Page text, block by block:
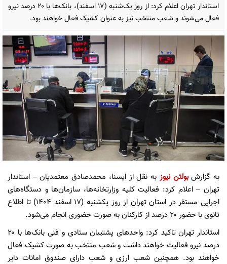
استاندار تهران اعلام کرد: از روز یک‌شنبه (۱۷ اسفند)، بانک‌ها با ۲۰ درصد نیرو
فعال می‌شوند و شعب منتخب نیز به عنوان کشیک فعال خواهند بود.
به گزارشبولتن نیوز به نقل از ایسنا، محمدصادق معتمدیان – استاندار
تهران – اعلام کرد: فعالیت کلیه وزارتخانه‌ها، سازمان‌ها و دستگاه‌های
اجرایی مستقر در استان تهران از روز یکشنبه (۱۷ اسفند ۱۴۰۴) تا اطلاع
ثانوی با حضور ۲۰ درصد از کارکنان به‌ صورت حضوری انجام می‌شود.
استاندار تهران تاکید کرد: واحدهای پشتیبان ستادی و فنی بانک‌ها با ۲۰
درصد نیرو فعالیت خواهند داشت و شعب منتخب به صورت کشیک فعال
خواهند بود. همچنین شعب ارزی و شعب دارای صندوق امانات دایر